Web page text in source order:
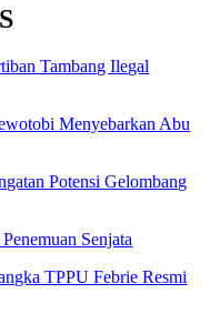
Tambang Ilegal
Menyebarkan Abu
Potensi Gelombang
Senjata
TPPU Febrie Resmi